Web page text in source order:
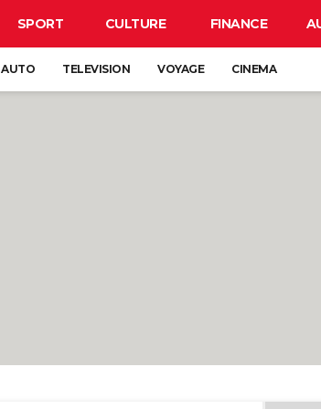
SPORT CULTURE FINANCE
AUTO TELEVISION VOYAGE CINEMA